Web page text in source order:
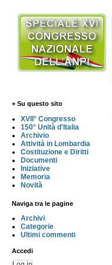
+ Su questo sito
XVII° Congresso
150° Unità d'Italia
Archivio
Attività in Lombardia
Costituzione e Diritti
Documenti
Iniziative
Memoria
Novità
Naviga tra le pagine
Archivi
Categorie
Ultimi commenti
Accedi